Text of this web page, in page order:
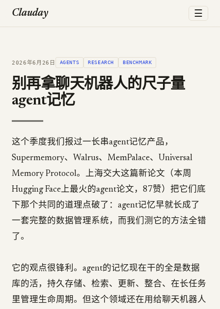
Clauday ☰
2026年6月26日 AGENTS RESEARCH BENCHMARK
别再拿聊天机器人的尺子量
agent记忆
这个季度我们报过一长串agent记忆产品，
Supermemory、Walrus、MemPalace、Universal
Memory Protocol。上海交大这篇新论文（本周
Hugging Face上最火的agent论文，87赞）把它们底
下那个共同的道理点破了：agent记忆早就长成了
一套完整的数据管理系统，而我们测它的方法全错
了。
它的观点很锋利。agent的记忆现在干的全是数据
库的活，持久存储、检索、更新、整合、在长任务
里管理生命周期。但这个领域还在用给聊天机器人